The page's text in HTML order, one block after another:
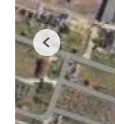
Previous